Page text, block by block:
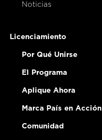
Noticias
Licenciamiento
Por Qué Unirse
El Programa
Aplique Ahora
Marca País en Acción
Comunidad